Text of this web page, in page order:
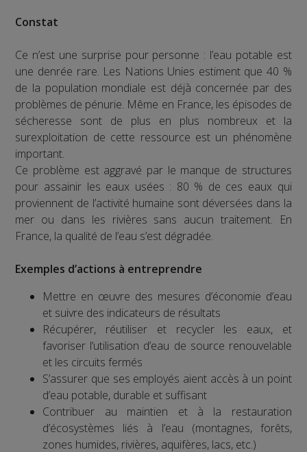
Constat
Ce n’est une surprise pour personne : l’eau potable est
une denrée rare. Les Nations Unies estiment que 40 %
de la population mondiale est déjà concernée par des
problèmes de pénurie. Même en France, les épisodes de
sécheresse sont de plus en plus nombreux et la
surexploitation de cette ressource est un phénomène
important.
Ce problème est aggravé par le manque de structures
pour assainir les eaux usées : 80 % de ces eaux qui
proviennent de l’activité humaine sont déversées dans la
mer ou dans les rivières sans aucun traitement. En
France, la qualité de l’eau s’est dégradée.
Exemples d’actions à entreprendre
Mettre en œuvre des mesures d’économie d’eau
et suivre des indicateurs de résultats
Récupérer, réutiliser et recycler les eaux, et
favoriser l’utilisation d’eau de source renouvelable
et les circuits fermés
S’assurer que ses employés aient accès à un point
d’eau potable, durable et suffisant
Contribuer au maintien et à la restauration
d’écosystèmes liés à l’eau (montagnes, forêts,
zones humides, rivières, aquifères, lacs, etc.)